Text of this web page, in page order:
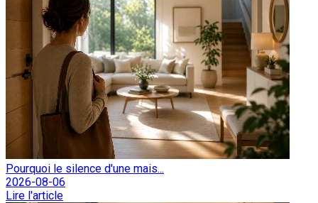
Pourquoi le silence d'une mais...
2026-08-06
Lire l'article